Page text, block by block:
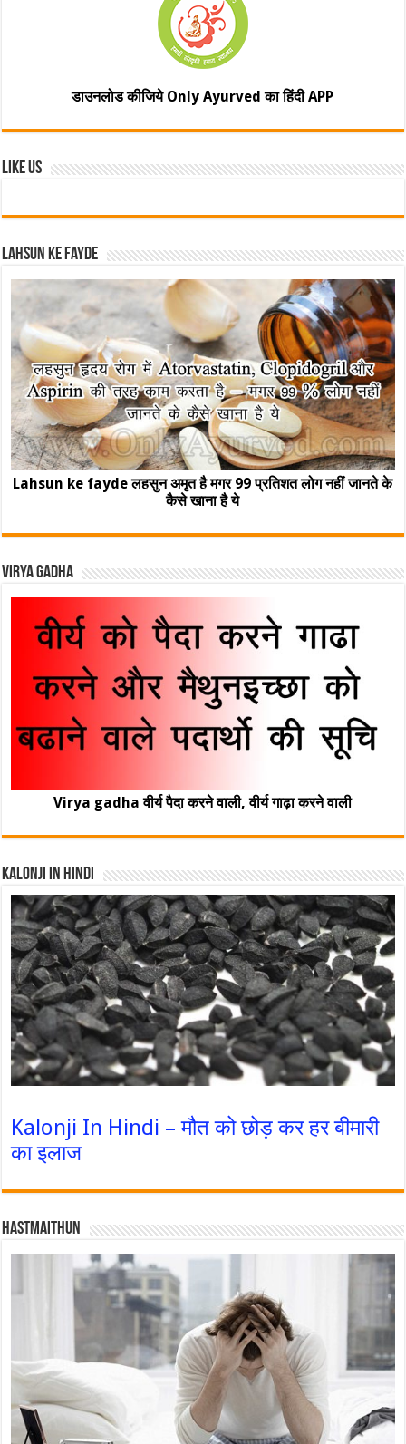
डाउनलोड कीजिये Only Ayurved का हिंदी APP
Like Us
Lahsun ke fayde
Lahsun ke fayde लहसुन अमृत है मगर 99 प्रतिशत लोग नहीं जानते के
कैसे खाना है ये
Virya Gadha
Virya gadha वीर्य पैदा करने वाली, वीर्य गाढ़ा करने वाली
Kalonji In Hindi
Kalonji In Hindi – मौत को छोड़ कर हर बीमारी
का इलाज
Hastmaithun